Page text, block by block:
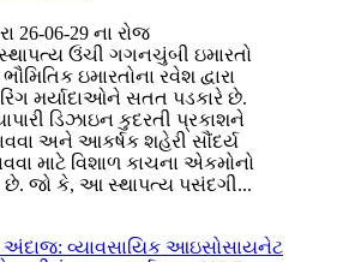
26-06-29 ના રોજ
ઉંચી ગગનચુંબી ઇમારતો
ઇમારતોના રવેશ દ્વારા
મર્યાદાઓને સતત પડકારે છે.
ડિઝાઇન કુદરતી પ્રકાશને
અને આકર્ષક શહેરી સૌંદર્ય
માટે વિશાળ કાચના એકમોનો
જો કે, આ સ્થાપત્ય પસંદગી...